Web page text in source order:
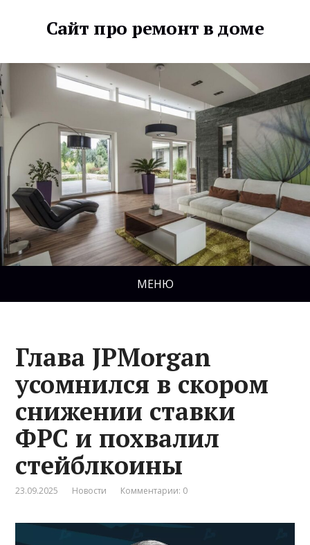
Сайт про ремонт в доме
МЕНЮ
Глава JPMorgan
усомнился в скором
снижении ставки
ФРС и похвалил
стейблкоины
23.09.2025 Новости Комментарии: 0